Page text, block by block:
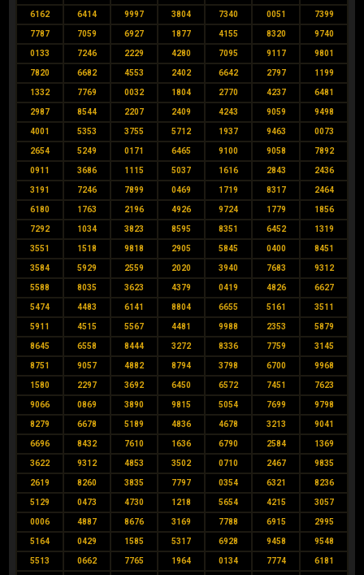
6162 6414 9997 3804 7340 0051 7399
7787 7059 6927 1877 4155 8320 9740
0133 7246 2229 4280 7095 9117 9801
7820 6682 4553 2402 6642 2797 1199
1332 7769 0032 1804 2770 4237 6481
2987 8544 2207 2409 4243 9059 9498
4001 5353 3755 5712 1937 9463 0073
2654 5249 0171 6465 9100 9058 7892
0911 3686 1115 5037 1616 2843 2436
3191 7246 7899 0469 1719 8317 2464
6180 1763 2196 4926 9724 1779 1856
7292 1034 3823 8595 8351 6452 1319
3551 1518 9818 2905 5845 0400 8451
3584 5929 2559 2020 3940 7683 9312
5588 8035 3623 4379 0419 4826 6627
5474 4483 6141 8804 6655 5161 3511
5911 4515 5567 4481 9988 2353 5879
8645 6558 8444 3272 8336 7759 3145
8751 9057 4882 8794 3798 6700 9968
1580 2297 3692 6450 6572 7451 7623
9066 0869 3890 9815 5054 7699 9798
8279 6678 5189 4836 4678 3213 9041
6696 8432 7610 1636 6790 2584 1369
3622 9312 4853 3502 0710 2467 9835
2619 8260 3835 7797 0354 6321 8236
5129 0473 4730 1218 5654 4215 3057
0006 4887 8676 3169 7788 6915 2995
5164 0429 1585 5317 6928 9458 9548
5513 0662 7765 1964 0134 7774 6181